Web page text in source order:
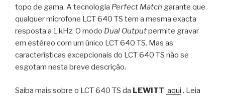
topo de gama. A tecnologia Perfect Match garante que
qualquer microfone LCT 640 TS tem a mesma exacta
resposta a 1 kHz. O modo Dual Outputpermite gravar
em estéreo com um único LCT 640 TS. Mas as
características excepcionais do LCT 640 TS não se
esgotam nesta breve descrição.
Saiba mais sobre o LCT 640 TS da LEWITT aqui . Leia